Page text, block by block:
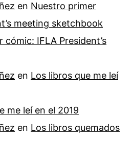
en Nuestro primer
meeting sketchbook
cómic: IFLA President’s
en Los libros que me leí
me leí en el 2019
en Los libros quemados